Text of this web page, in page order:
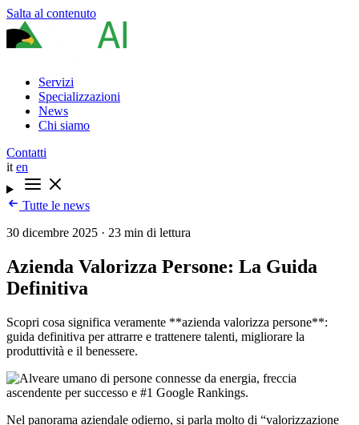
Salta al contenuto
Servizi
Specializzazioni
News
Chi siamo
Contatti
it en
Tutte le news
30 dicembre 2025 · 23 min di lettura
Azienda Valorizza Persone: La Guida
Definitiva
Scopri cosa significa veramente **azienda valorizza persone**:
guida definitiva per attrarre e trattenere talenti, migliorare la
produttività e il benessere.
Nel panorama aziendale odierno, si parla molto di “valorizzazione